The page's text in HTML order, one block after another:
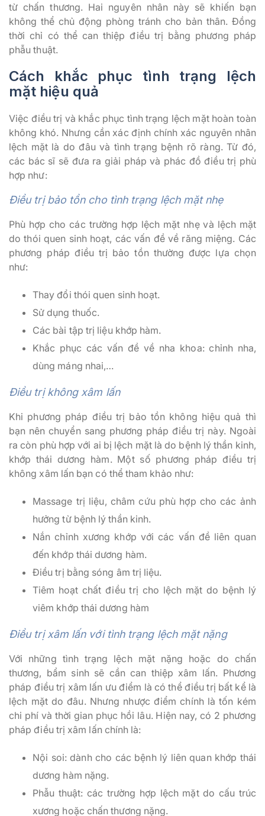
từ chấn thương. Hai nguyên nhân này sẽ khiến bạn
không thể chủ động phòng tránh cho bản thân. Đồng
thời chỉ có thể can thiệp điều trị bằng phương pháp
phẫu thuật.
Cách khắc phục tình trạng lệch
mặt hiệu quả
Việc điều trị và khắc phục tình trạng lệch mặt hoàn toàn
không khó. Nhưng cần xác định chính xác nguyên nhân
lệch mặt là do đâu và tình trạng bệnh rõ ràng. Từ đó,
các bác sĩ sẽ đưa ra giải pháp và phác đồ điều trị phù
hợp như:
Điều trị bảo tồn cho tình trạng lệch mặt nhẹ
Phù hợp cho các trường hợp lệch mặt nhẹ và lệch mặt
do thói quen sinh hoạt, các vấn đề về răng miệng. Các
phương pháp điều trị bảo tồn thường được lựa chọn
như:
Thay đổi thói quen sinh hoạt.
Sử dụng thuốc.
Các bài tập trị liệu khớp hàm.
Khắc phục các vấn đề về nha khoa: chỉnh nha,
dùng máng nhai,…
Điều trị không xâm lấn
Khi phương pháp điều trị bảo tồn không hiệu quả thì
bạn nên chuyển sang phương pháp điều trị này. Ngoài
ra còn phù hợp với ai bị lệch mặt là do bệnh lý thần kinh,
khớp thái dương hàm. Một số phương pháp điều trị
không xâm lấn bạn có thể tham khảo như:
Massage trị liệu, châm cứu phù hợp cho các ảnh
hưởng từ bệnh lý thần kinh.
Nắn chỉnh xương khớp với các vấn đề liên quan
đến khớp thái dương hàm.
Điều trị bằng sóng âm trị liệu.
Tiêm hoạt chất điều trị cho lệch mặt do bệnh lý
viêm khớp thái dương hàm
Điều trị xâm lấn với tình trạng lệch mặt nặng
Với những tình trạng lệch mặt nặng hoặc do chấn
thương, bẩm sinh sẽ cần can thiệp xâm lấn. Phương
pháp điều trị xâm lấn ưu điểm là có thể điều trị bất kể là
lệch mặt do đâu. Nhưng nhược điểm chính là tốn kém
chi phí và thời gian phục hồi lâu. Hiện nay, có 2 phương
pháp điều trị xâm lấn chính là:
Nội soi: dành cho các bệnh lý liên quan khớp thái
dương hàm nặng.
Phẫu thuật: các trường hợp lệch mặt do cấu trúc
xương hoặc chấn thương nặng.